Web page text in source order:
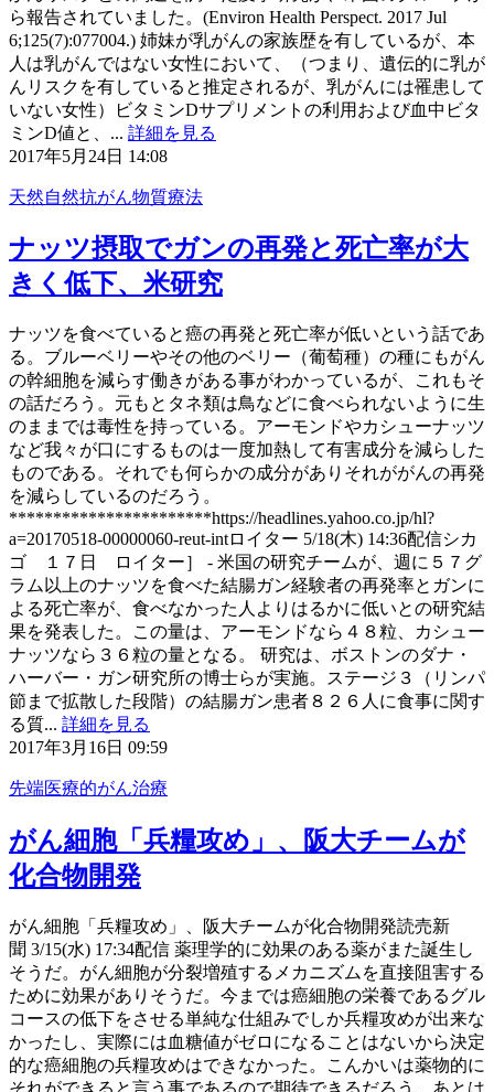
ら報告されていました。(Environ Health Perspect. 2017 Jul
6;125(7):077004.) 姉妹が乳がんの家族歴を有しているが、本
人は乳がんではない女性において、（つまり、遺伝的に乳が
んリスクを有していると推定されるが、乳がんには罹患して
いない女性）ビタミンDサプリメントの利用および血中ビタ
ミンD値と、... 詳細を見る
2017年5月24日 14:08
天然自然抗がん物質療法
ナッツ摂取でガンの再発と死亡率が大
きく低下、米研究
ナッツを食べていると癌の再発と死亡率が低いという話であ
る。ブルーベリーやその他のベリー（葡萄種）の種にもがん
の幹細胞を減らす働きがある事がわかっているが、これもそ
の話だろう。元もとタネ類は鳥などに食べられないように生
のままでは毒性を持っている。アーモンドやカシューナッツ
など我々が口にするものは一度加熱して有害成分を減らした
ものである。それでも何らかの成分がありそれががんの再発
を減らしているのだろう。
***********************https://headlines.yahoo.co.jp/hl?
a=20170518-00000060-reut-intロイター 5/18(木) 14:36配信シカ
ゴ １７日 ロイター］ - 米国の研究チームが、週に５７グ
ラム以上のナッツを食べた結腸ガン経験者の再発率とガンに
よる死亡率が、食べなかった人よりはるかに低いとの研究結
果を発表した。この量は、アーモンドなら４８粒、カシュー
ナッツなら３６粒の量となる。 研究は、ボストンのダナ・
ハーバー・ガン研究所の博士らが実施。ステージ３（リンパ
節まで拡散した段階）の結腸ガン患者８２６人に食事に関す
る質... 詳細を見る
2017年3月16日 09:59
先端医療的がん治療
がん細胞「兵糧攻め」、阪大チームが
化合物開発
がん細胞「兵糧攻め」、阪大チームが化合物開発読売新
聞 3/15(水) 17:34配信 薬理学的に効果のある薬がまた誕生し
そうだ。がん細胞が分裂増殖するメカニズムを直接阻害する
ために効果がありそうだ。今までは癌細胞の栄養であるグル
コースの低下をさせる単純な仕組みでしか兵糧攻めが出来な
かったし、実際には血糖値がゼロになることはないから決定
的な癌細胞の兵糧攻めはできなかった。こんかいは薬物的に